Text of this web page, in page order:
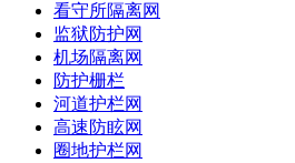
看守所隔离网
监狱防护网
机场隔离网
防护栅栏
河道护栏网
高速防眩网
圈地护栏网